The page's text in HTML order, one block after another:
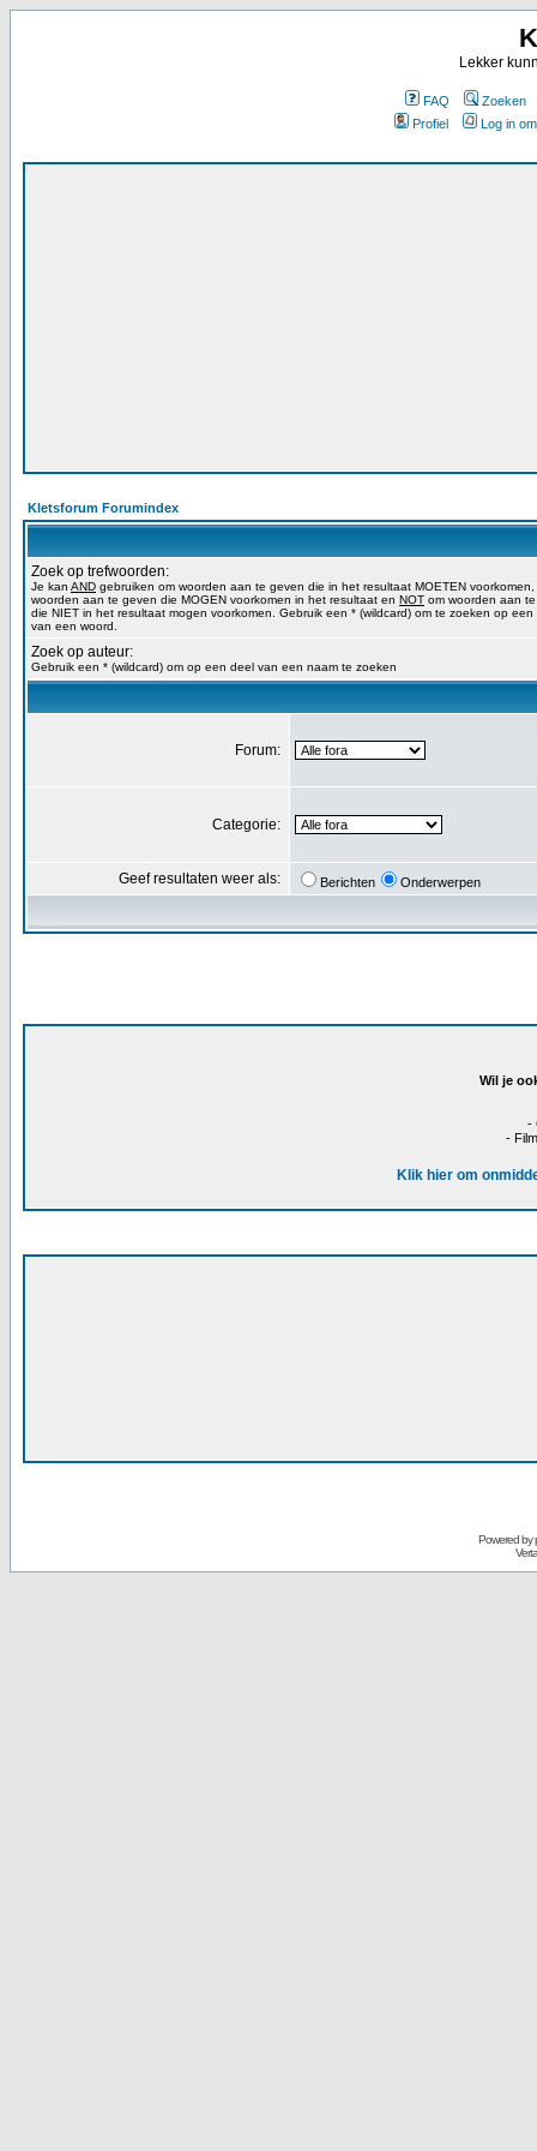
Lekker
FAQ
Zoeken
Profiel
Log in
Kletsforum Forumindex
Zoek op trefwoorden:
Je kan AND gebruiken om woorden aan te geven die in het resultaat MOETEN voorkomen,
woorden aan te geven die MOGEN voorkomen in het resultaat en NOT om woorden aan
die NIET in het resultaat mogen voorkomen. Gebruik een * (wildcard) om te zoeken op een
van een woord.
Zoek op auteur:
Gebruik een * (wildcard) om op een deel van een naam te zoeken
Forum:
Categorie:
Geef resultaten weer als: Berichten Onderwerpen
Wil je
-
-
Klik hier om
Powered by